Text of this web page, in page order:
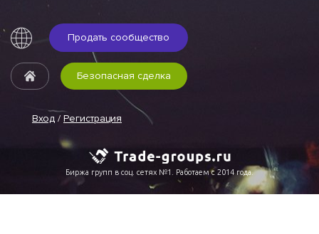
Продать сообщество
Вход / Регистрация
Безопасная сделка
Биржа групп в соц. сетях №1. Работаем с 2014 года.